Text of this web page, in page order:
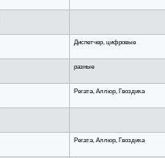
Диспетчер, цифровые
разные
Регата, Аллюр, Гвоздика
Регата, Аллюр, Гвоздика